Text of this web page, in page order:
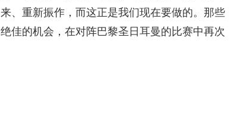
、重新振作，而这正是我们现在要做的。那些
佳的机会，在对阵巴黎圣日耳曼的比赛中再次